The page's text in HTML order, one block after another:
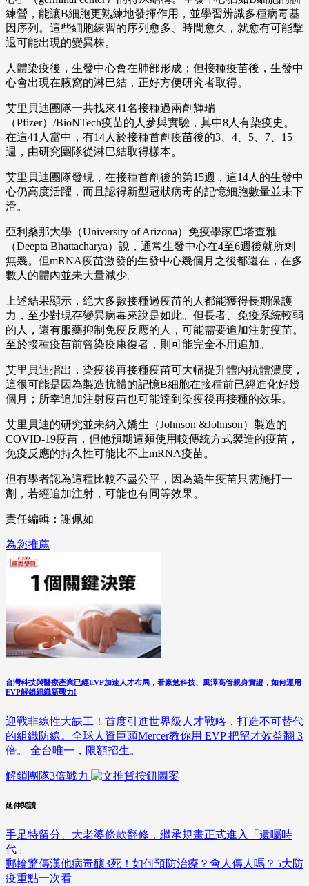
練營，能讓B細胞更熟練地發揮作用，並學習辨識多種病毒基
因序列。這些細胞練習的序列愈多、時間愈久，就愈有可能擊
退可能出現的變異株。
人體染疫後，生發中心會在肺部形成；但接種疫苗後，生發中
心會出現在腋窩的淋巴結，正好方便研究者取得。
艾里貝迪團隊一共找來41名接種過兩劑輝瑞
（Pfizer）/BioNTech疫苗的人參與實驗，其中8人有染疫史。
在這41人當中，有14人於接種首劑疫苗後的3、4、5、7、15
週，由研究團隊從淋巴結取得樣本。
艾里貝迪團隊發現，在接種首劑後的第15週，這14人的生發中
心仍高度活躍，而且認得新型冠狀病毒的記憶細胞數量並未下
滑。
亞利桑那大學（University of Arizona）免疫學家巴塔查雅
（Deepta Bhattacharya）說，通常生發中心在4至6週後就所剩
無幾。但mRNA疫苗激發的生發中心幾個月之後都還在，在多
數人的體內並未大量減少。
上述結果顯示，絕大多數接種過疫苗的人都能獲得長期保護
力，至少對現存變異病毒來說是如此。但長者、免疫系統較弱
的人，還有服藥抑制免疫反應的人，可能需要追加注射疫苗。
至於接種疫苗前曾染疫康復者，則可能完全不用追加。
艾里貝迪指出，染疫後再接種疫苗可大幅提升體內抗體濃度，
這很可能是因為製造抗體的記憶B細胞在接種前已經進化好幾
個月；所幸追加注射疫苗也可能達到染疫後再接種的效果。
艾里貝迪的研究並未納入嬌生（Johnson &Johnson）製造的
COVID-19疫苗，但他預期這類使用較傳統方式製造的疫苗，
免疫反應的持久性可能比不上mRNA疫苗。
但有學者認為這種比較不盡公平，因為嬌生疫苗只需施打一
劑，若經追加注射，可能也有同等效果。
責任編輯：謝佩如
為您推薦
台灣科技與醫療產業已經EVP加速人才布局，看豪勉科技、風澤高管親身實證，如何運用
EVP解鎖組織新戰力!
迎戰非線性大缺工！首度引進世界級人才戰略，打造不可替代
的組織防線。全球人資巨頭Mercer教你用 EVP 把留才效益翻 3
倍。 全台唯一，限額招生。
解鎖團隊3倍戰力
延伸閱讀
手足特留分、大老婆條款翻修，繼承規畫正式進入「遺囑時
代」
郵輪驚傳漢他病毒釀3死！如何預防治療？會人傳人嗎？5大防
疫重點一次看